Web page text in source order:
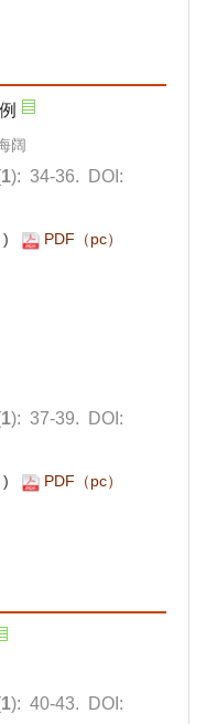
): 34-36. DOI:
)
): 37-39. DOI:
)
): 40-43. DOI: